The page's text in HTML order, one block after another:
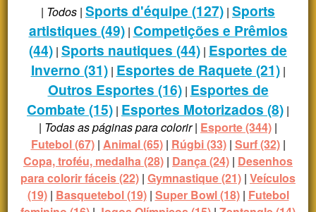
| Todos | Sports d'équipe (127) | Sports
artistiques (49)| Competições e Prêmios
(44) | Sports nautiques (44) | Esportes de
Inverno (31)| Esportes de Raquete (21)|
Outros Esportes (16)| Esportes de
Combate (15) | Esportes Motorizados (8) |
| Todas as páginas para colorir| Esporte (344) |
Futebol (67)| Animal (65)| Rúgbi (33)| Surf (32)|
Copa, troféu, medalha (28) | Dança (24) | Desenhos
para colorir fáceis (22) | Gymnastique (21) | Veículos
(19)| Basquetebol (19)| Super Bowl (18)| Futebol